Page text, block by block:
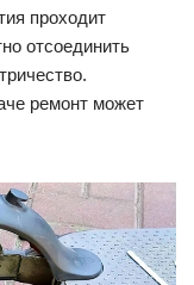
проходит
отсоединить
ремонт может